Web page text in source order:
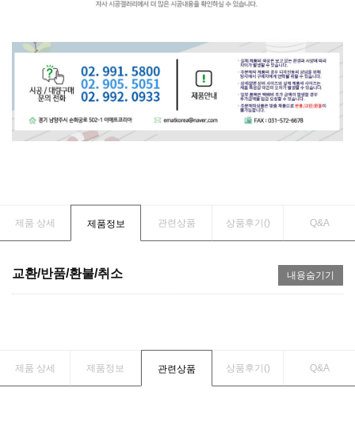
제품 상세 제품정보 관련상품 상품후기() Q&A
교환/반품/환불/취소 내용숨기기
제품 상세 제품정보 관련상품 상품후기() Q&A